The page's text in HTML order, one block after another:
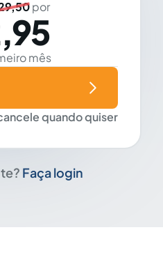
por
mês
quando quiser
Faça login